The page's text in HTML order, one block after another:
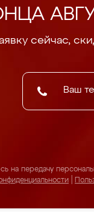
сейчас,
на передачу